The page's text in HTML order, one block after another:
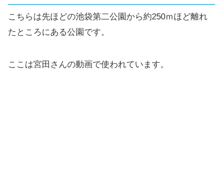
こちらは先ほどの池袋第二公園から約250ｍほど離れ
たところにある公園です。
ここは宮田さんの動画で使われています。